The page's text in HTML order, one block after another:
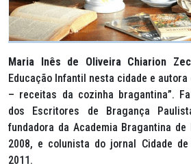
Maria Inês de Oliveira Chiarion
Educação Infantil nesta cidade e
– receitas da cozinha bragantina”.
dos Escritores de Bragança
fundadora da Academia Bragantina
2008, e colunista do jornal Cidade
2011.